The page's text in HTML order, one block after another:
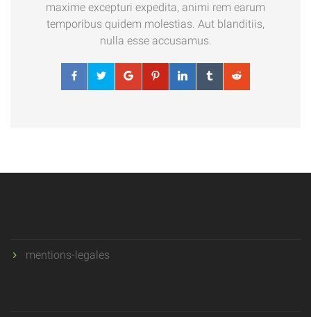
maxime excepturi expedita, animi rem earum
temporibus quidem molestias. Aut blanditiis,
nulla esse accusamus.
mentions-legales